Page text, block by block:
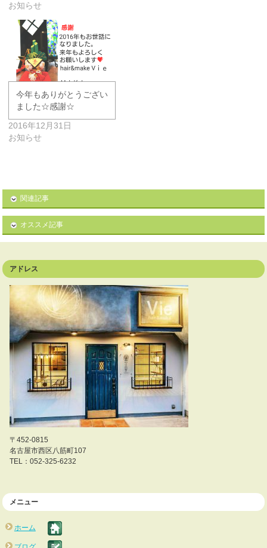
お知らせ
今年もありがとうござい
ました☆感謝☆
2016年12月31日
お知らせ
関連記事
オススメ記事
アドレス
〒452-0815
名古屋市西区八筋町107
TEL：052-325-6232
メニュー
ホーム